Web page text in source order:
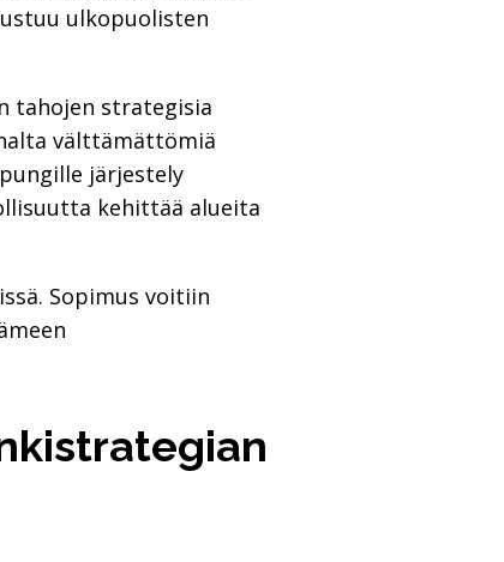
ulkopuolisten
tahojen strategisia
välttämättömiä
järjestely
kehittää alueita
Sopimus voitiin